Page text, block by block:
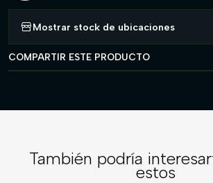
Mostrar stock de ubicaciones
COMPARTIR ESTE PRODUCTO
También podría
estos